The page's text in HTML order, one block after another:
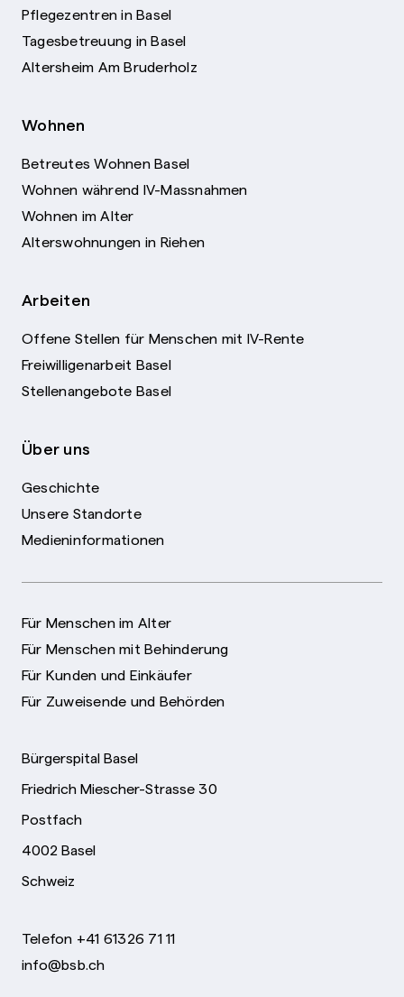
Pflegezentren in Basel
Tagesbetreuung in Basel
Altersheim Am Bruderholz
Wohnen
Betreutes Wohnen Basel
Wohnen während IV-Massnahmen
Wohnen im Alter
Alterswohnungen in Riehen
Arbeiten
Offene Stellen für Menschen mit IV-Rente
Freiwilligenarbeit Basel
Stellenangebote Basel
Über uns
Geschichte
Unsere Standorte
Medieninformationen
Für Menschen im Alter
Für Menschen mit Behinderung
Für Kunden und Einkäufer
Für Zuweisende und Behörden
Bürgerspital Basel
Friedrich Miescher-Strasse 30
Postfach
4002 Basel
Schweiz
Telefon +41 61326 71 11
info@bsb.ch